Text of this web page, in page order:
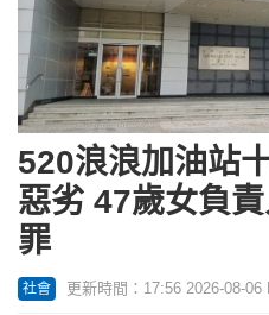
520浪浪加油站
惡劣 47歲女負
罪
社會 更新時間：17:56 2026-08-06